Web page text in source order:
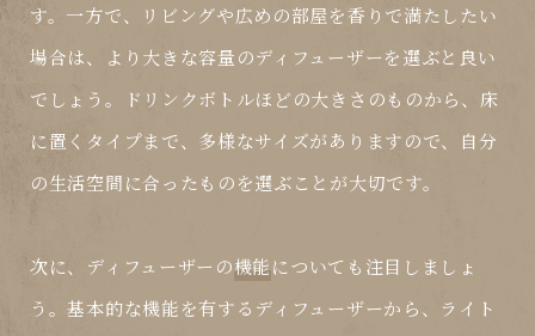
す。一方で、リビングや広めの部屋を香りで満たしたい
場合は、より大きな容量のディフューザーを選ぶと良い
でしょう。ドリンクボトルほどの大きさのものから、床
に置くタイプまで、多様なサイズがありますので、自分
の生活空間に合ったものを選ぶことが大切です。
次に、ディフューザーの機能についても注目しましょ
う。基本的な機能を有するディフューザーから、ライト